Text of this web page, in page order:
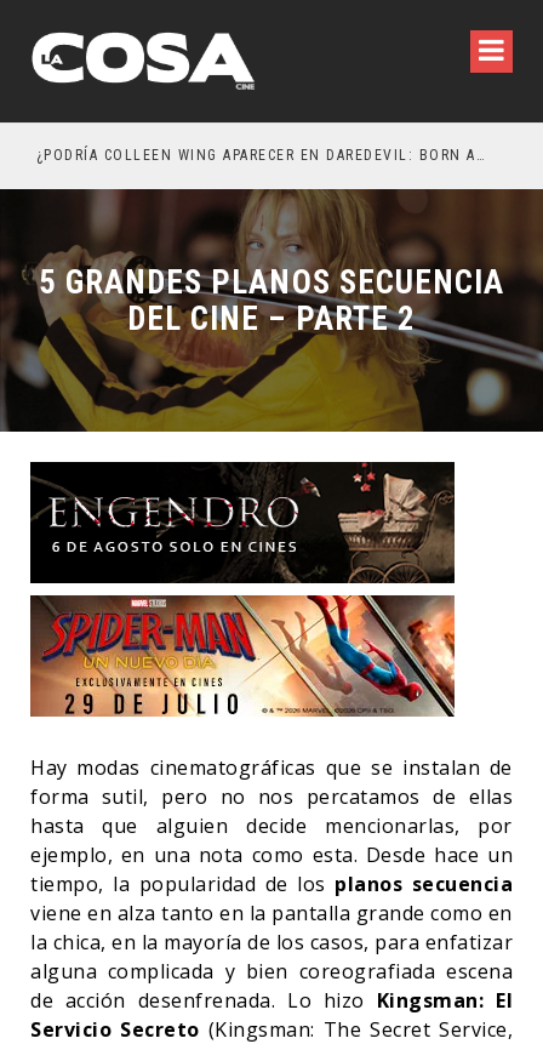
¿PODRÍA COLLEEN WING APARECER EN DAREDEVIL: BORN AGAIN?
5 GRANDES PLANOS SECUENCIA
DEL CINE – PARTE 2
Hay modas cinematográficas que se instalan de
forma sutil, pero no nos percatamos de ellas
hasta que alguien decide mencionarlas, por
ejemplo, en una nota como esta. Desde hace un
tiempo, la popularidad de los planos secuencia
viene en alza tanto en la pantalla grande como en
la chica, en la mayoría de los casos, para enfatizar
alguna complicada y bien coreografiada escena
de acción desenfrenada. Lo hizo Kingsman: El
Servicio Secreto (Kingsman: The Secret Service,